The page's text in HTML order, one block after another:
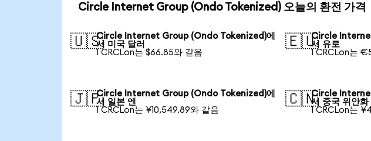
Circle Internet Group (Ondo Tokenized) 오늘의 환전 가격
🇺🇸Circle Internet Group (Ondo Tokenized)에
서 미국 달러
1 CRCLon는 $66.85와 같음
🇪🇺Circle
서 유로
1 CRCLon는
🇯🇵Circle Internet Group (Ondo Tokenized)에
서 일본 엔
1 CRCLon는 ¥10,549.89와 같음
🇨🇳Circle
서 중국 위안화
1 CRCLon는